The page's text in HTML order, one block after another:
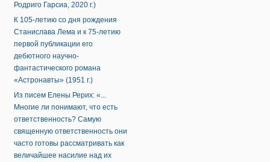
Родриго Гарсиа, 2020 г.)
К 105-летию со дня рождения
Станислава Лема и к 75-летию
первой публикации его
дебютного научно-
фантастического романа
«Астронавты» (1951 г.)
Из писем Елены Рерих: «...
Многие ли понимают, что есть
ответственность? Самую
священную ответственность они
часто готовы рассматривать как
величайшее насилие над их